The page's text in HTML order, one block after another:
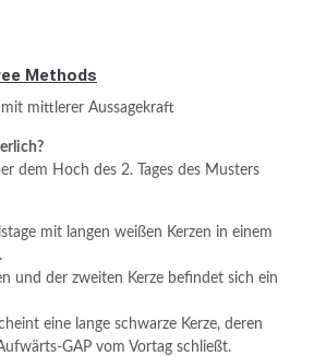
Methods
mittlerer Aussagekraft
dem Hoch des 2. Tages des Musters
mit langen weißen Kerzen in einem
und der zweiten Kerze befindet sich ein
eine lange schwarze Kerze, deren
GAP vom Vortag schließt.